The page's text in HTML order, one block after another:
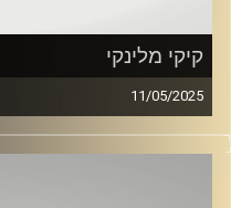
קיקי מלינקי
11/05/2025
שעה של מוזיקה ישראלית